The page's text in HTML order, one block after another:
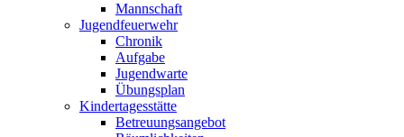
Mannschaft
Jugendfeuerwehr
Chronik
Aufgabe
Jugendwarte
Übungsplan
Kindertagesstätte
Betreuungsangebot